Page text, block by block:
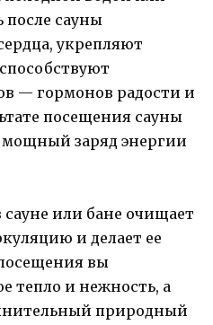
после сауны
укрепляют
— гормонов радости и
посещения сауны
заряд энергии
или бане очищает
и делает ее
вы
тепло и нежность, а
природный